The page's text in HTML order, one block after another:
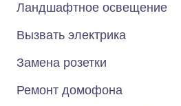
Ландшафтное освещение
Вызвать электрика
Замена розетки
Ремонт домофона